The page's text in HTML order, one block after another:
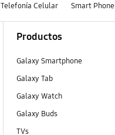
Telefonía Celular Smart Phone
Productos
Galaxy Smartphone
Galaxy Tab
Galaxy Watch
Galaxy Buds
TVs